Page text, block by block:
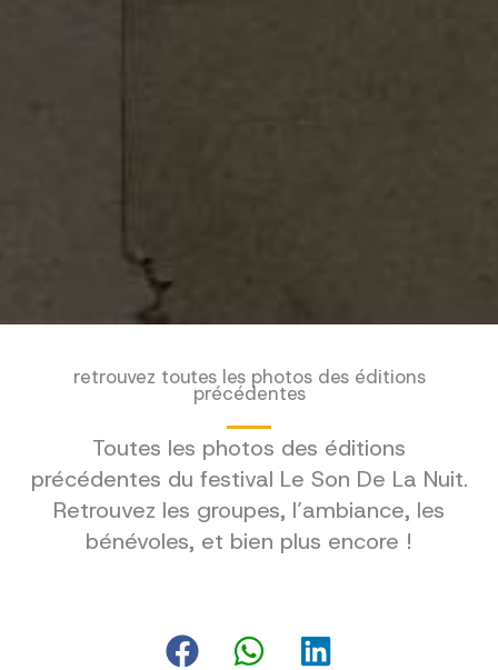
retrouvez toutes les photos des éditions
précédentes
Toutes les photos des éditions
précédentes du festival Le Son De La Nuit.
Retrouvez les groupes, l’ambiance, les
bénévoles, et bien plus encore !